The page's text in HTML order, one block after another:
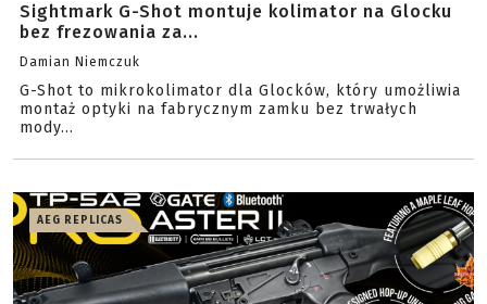
Sightmark G-Shot montuje kolimator na Glocku
bez frezowania za...
Damian Niemczuk
G-Shot to mikrokolimator dla Glocków, który umożliwia
montaż optyki na fabrycznym zamku bez trwałych
mody...
AEG REPLICAS